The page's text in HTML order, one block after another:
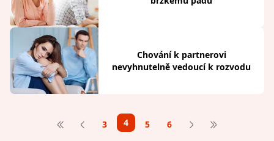
Chování k partnerovi
nevyhnutelně vedoucí k rozvodu
3 4 5 6